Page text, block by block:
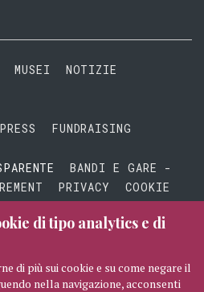
MUSEI
NOTIZIE
PRESS FUNDRAISING
BANDI E GARE -
PRIVACY
COOKIE
di tipo analytics e di
di più sui cookie e su come negare il
nella navigazione, acconsenti